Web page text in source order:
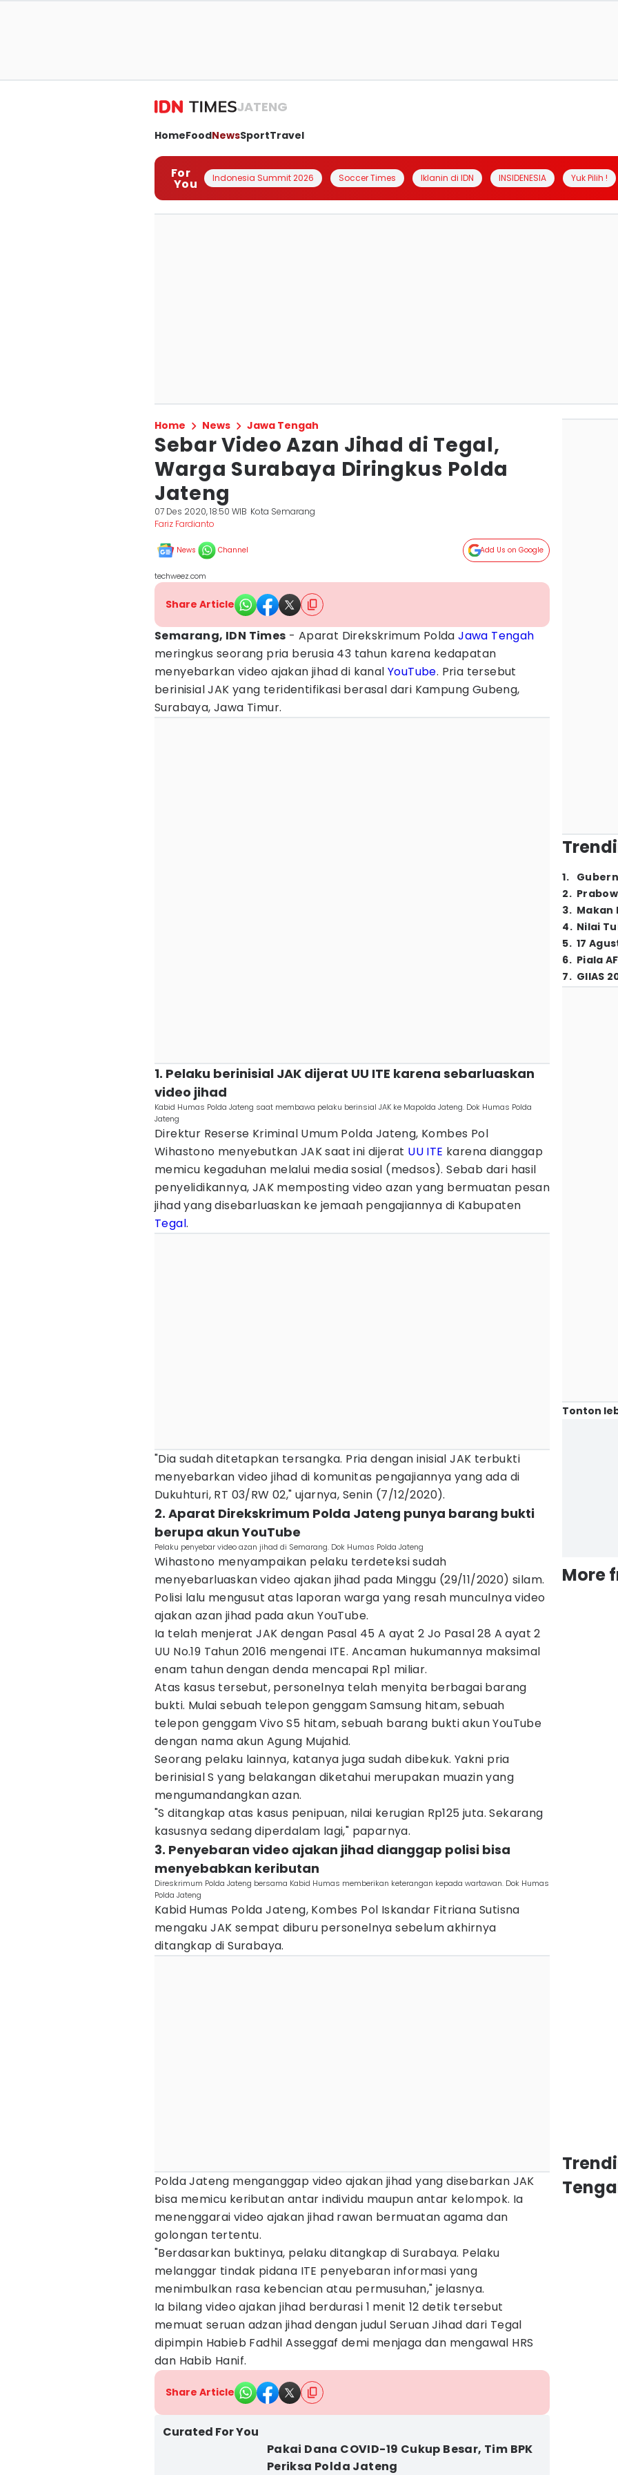
JATENG
HomeFoodNewsSportTravel
For
You Indonesia Summit 2026 Soccer Times Iklanin di IDN INSIDENESIA Yuk Pilih !
Home News Jawa Tengah
Sebar Video Azan Jihad di Tegal,
Warga Surabaya Diringkus Polda
Jateng
07 Des 2020, 18:50 WIB Kota Semarang
Fariz Fardianto
News Channel Add Us on Google
techweez.com
Share Article
Semarang, IDN Times - Aparat Direkskrimum PoldaJawa Tengah
meringkus seorang pria berusia 43 tahun karena kedapatan
menyebarkan video ajakan jihad di kanal YouTube. Pria tersebut
berinisial JAK yang teridentifikasi berasal dari Kampung Gubeng,
Surabaya, Jawa Timur.
1. Pelaku berinisial JAK dijerat UU ITE karena sebarluaskan
video jihad
Kabid Humas Polda Jateng saat membawa pelaku berinsial JAK ke Mapolda Jateng. Dok Humas Polda
Jateng
Direktur Reserse Kriminal Umum Polda Jateng, Kombes Pol
Wihastono menyebutkan JAK saat ini dijerat UU ITE karena dianggap
memicu kegaduhan melalui media sosial (medsos). Sebab dari hasil
penyelidikannya, JAK memposting video azan yang bermuatan pesan
jihad yang disebarluaskan ke jemaah pengajiannya di Kabupaten
Tegal.
"Dia sudah ditetapkan tersangka. Pria dengan inisial JAK terbukti
menyebarkan video jihad di komunitas pengajiannya yang ada di
Dukuhturi, RT 03/RW 02," ujarnya, Senin (7/12/2020).
2. Aparat Direkskrimum Polda Jateng punya barang bukti
berupa akun YouTube
Pelaku penyebar video azan jihad di Semarang. Dok Humas Polda Jateng
Wihastono menyampaikan pelaku terdeteksi sudah
menyebarluaskan video ajakan jihad pada Minggu (29/11/2020) silam.
Polisi lalu mengusut atas laporan warga yang resah munculnya video
ajakan azan jihad pada akun YouTube.
Ia telah menjerat JAK dengan Pasal 45 A ayat 2 Jo Pasal 28 A ayat 2
UU No.19 Tahun 2016 mengenai ITE. Ancaman hukumannya maksimal
enam tahun dengan denda mencapai Rp1 miliar.
Atas kasus tersebut, personelnya telah menyita berbagai barang
bukti. Mulai sebuah telepon genggam Samsung hitam, sebuah
telepon genggam Vivo S5 hitam, sebuah barang bukti akun YouTube
dengan nama akun Agung Mujahid.
Seorang pelaku lainnya, katanya juga sudah dibekuk. Yakni pria
berinisial S yang belakangan diketahui merupakan muazin yang
mengumandangkan azan.
"S ditangkap atas kasus penipuan, nilai kerugian Rp125 juta. Sekarang
kasusnya sedang diperdalam lagi," paparnya.
3. Penyebaran video ajakan jihad dianggap polisi bisa
menyebabkan keributan
Direskrimum Polda Jateng bersama Kabid Humas memberikan keterangan kepada wartawan. Dok Humas
Polda Jateng
Kabid Humas Polda Jateng, Kombes Pol Iskandar Fitriana Sutisna
mengaku JAK sempat diburu personelnya sebelum akhirnya
ditangkap di Surabaya.
Polda Jateng menganggap video ajakan jihad yang disebarkan JAK
bisa memicu keributan antar individu maupun antar kelompok. Ia
menenggarai video ajakan jihad rawan bermuatan agama dan
golongan tertentu.
"Berdasarkan buktinya, pelaku ditangkap di Surabaya. Pelaku
melanggar tindak pidana ITE penyebaran informasi yang
menimbulkan rasa kebencian atau permusuhan," jelasnya.
Ia bilang video ajakan jihad berdurasi 1 menit 12 detik tersebut
memuat seruan adzan jihad dengan judul Seruan Jihad dari Tegal
dipimpin Habieb Fadhil Asseggaf demi menjaga dan mengawal HRS
dan Habib Hanif.
Share Article
Curated For You
Pakai Dana COVID-19 Cukup Besar, Tim BPK
Periksa Polda Jateng
1.
2.
3. Makan
4. Nilai
5. 17
6. Piala
7. GIIAS
Tonton
More